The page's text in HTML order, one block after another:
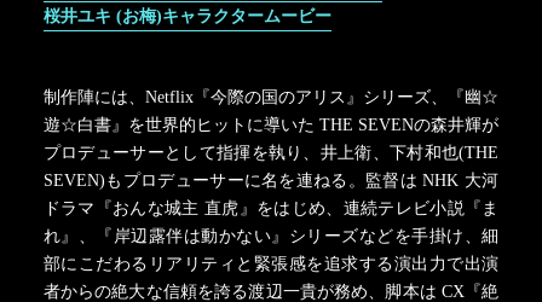
桜井ユキ (お梅)キャラクタームービー
制作陣には、Netflix『今際の国のアリス』シリーズ、『幽☆
遊☆白書』を世界的ヒットに導いた THE SEVENの森井輝が
プロデューサーとして指揮を執り、井上衛、下村和也(THE
SEVEN)もプロデューサーに名を連ねる。監督は NHK 大河
ドラマ『おんな城主 直虎』をはじめ、連続テレビ小説『ま
れ』、『岸辺露伴は動かない』シリーズなどを手掛け、細
部にこだわるリアリティと緊張感を追求する演出力で出演
者からの絶大な信頼を誇る渡辺一貴が務め、脚本は CX『絶